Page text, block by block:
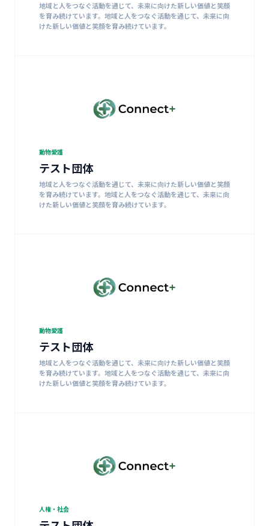
地域と人をつなぐ活動を通じて、未来に向けた新しい価値と笑顔
を育み続けています。地域と人をつなぐ活動を通じて、未来に向
けた新しい価値と笑顔を育み続けています。
動物愛護
テスト団体
地域と人をつなぐ活動を通じて、未来に向けた新しい価値と笑顔
を育み続けています。地域と人をつなぐ活動を通じて、未来に向
けた新しい価値と笑顔を育み続けています。
動物愛護
テスト団体
地域と人をつなぐ活動を通じて、未来に向けた新しい価値と笑顔
を育み続けています。地域と人をつなぐ活動を通じて、未来に向
けた新しい価値と笑顔を育み続けています。
人権・社会